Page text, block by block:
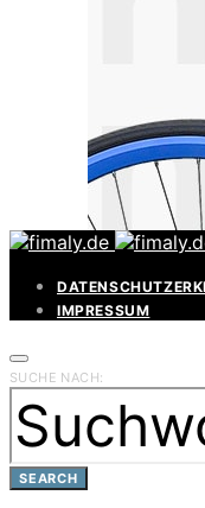
IMPRESSUM
SUCHE NACH:
SEARCH